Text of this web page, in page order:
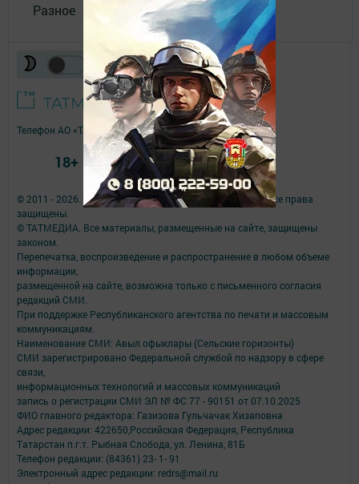
Разное
© 2011 - 2026. Авыл офыклары (Сельские горизонты). Все права
защищены.
© ТАТМЕДИА. Все материалы, размещенные на сайте, защищены
законом.
Перепечатка, воспроизведение и распространение в любом объеме
информации,
размещенной на сайте, возможна только с письменного согласия
редакций СМИ.
При поддержке Республиканского агентства по печати и массовым
коммуникациям.
Наименование СМИ: Авыл офыклары (Сельские горизонты)
СМИ зарегистрировано Федеральной службой по надзору в сфере
связи,
информационных технологий и массовых коммуникаций
запись о регистрации СМИ ЭЛ № ФС 77 - 90151 от 07.10.2025
ФИО главного редактора: Газизова Гульчачак Хизаповна
Адрес редакции: 422650,Российская Федерация, Республика
Татарстан п.г.т. Рыбная Слобода, ул. Ленина, 81Б
Телефон редакции: (84361) 23- 1- 91
Электронный адрес редакции: redrs@mail.ru
Телефон АО «ТАТМЕДИА»:(843) 222 09 84
18+